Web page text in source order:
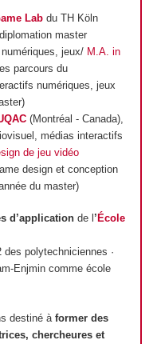
Lab du TH Köln
master
jeux/ M.A. in
parcours du
numériques, jeux
(Montréal - Canada),
médias interactifs
de jeu vidéo
design et conception
du master)
d’applicationde l ’ École
des polytechniciennes ·
Enjmin comme école
destiné à former des
chercheures et